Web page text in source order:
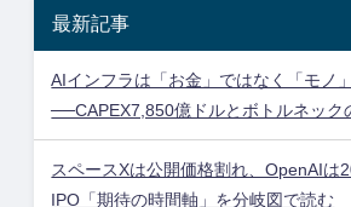
最新記事
AIインフラは「お金」ではなく「モノ
──CAPEX7,850億ドルとボトルネック
スペースXは公開価格割れ、OpenAIは
IPO「期待の時間軸」を分岐図で読む